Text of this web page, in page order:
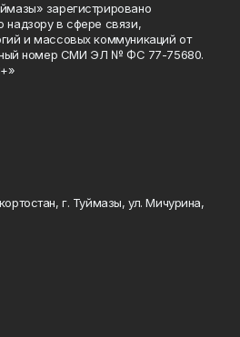
зарегистрировано
в сфере связи,
и массовых коммуникаций от
номер СМИ ЭЛ № ФС 77-75680.
г. Туймазы, ул. Мичурина,